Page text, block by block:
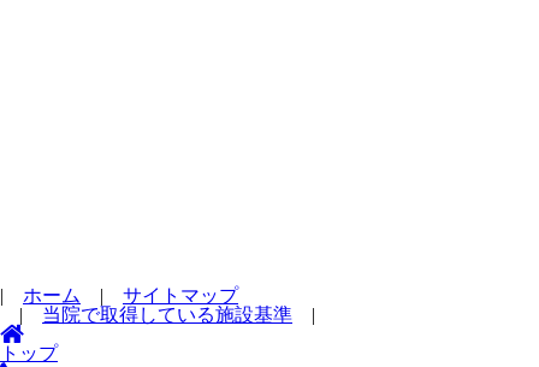
| ホーム | サイトマップ
| 当院で取得している施設基準 |
トップ